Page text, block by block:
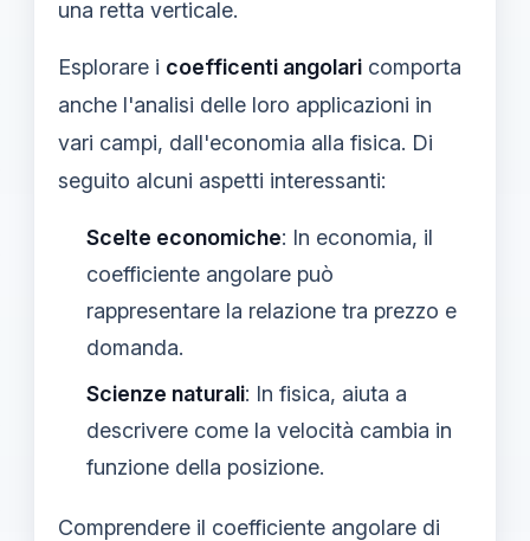
una retta verticale.
Esplorare i coefficenti angolari comporta
anche l'analisi delle loro applicazioni in
vari campi, dall'economia alla fisica. Di
seguito alcuni aspetti interessanti:
Scelte economiche: In economia, il
coefficiente angolare può
rappresentare la relazione tra prezzo e
domanda.
Scienze naturali: In fisica, aiuta a
descrivere come la velocità cambia in
funzione della posizione.
Comprendere il coefficiente angolare di